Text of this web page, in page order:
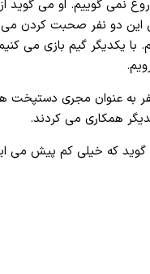
نمی گوییم. او می گوید
این دو نفر صحبت کردن
یکدیگر گیم بازی می
به عنوان مجری دستپخت
همکاری می کردند.
که خیلی کم پیش می